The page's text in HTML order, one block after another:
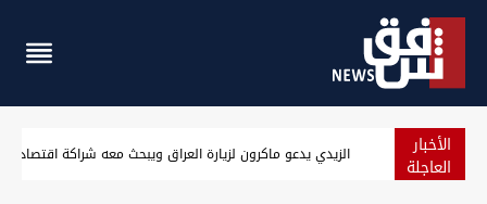
الأخبار
العاجلة من البر إلى السماء.. كيف غيّرت شبكات المخدرات طرق تهريبها